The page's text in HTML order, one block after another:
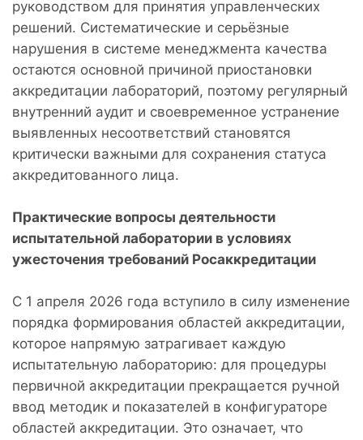
руководством для принятия управленческих
решений. Систематические и серьёзные
нарушения в системе менеджмента качества
остаются основной причиной приостановки
аккредитации лабораторий, поэтому регулярный
внутренний аудит и своевременное устранение
выявленных несоответствий становятся
критически важными для сохранения статуса
аккредитованного лица.
Практические вопросы деятельности
испытательной лаборатории в условиях
ужесточения требований Росаккредитации
С 1 апреля 2026 года вступило в силу изменение
порядка формирования областей аккредитации,
которое напрямую затрагивает каждую
испытательную лабораторию: для процедуры
первичной аккредитации прекращается ручной
ввод методик и показателей в конфигураторе
областей аккредитации. Это означает, что